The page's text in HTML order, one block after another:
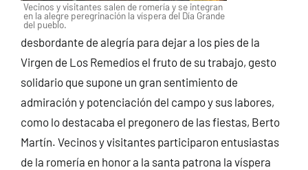
Vecinos y visitantes salen de romería y se integran
en la alegre peregrinación la víspera del Día Grande
del pueblo.
desbordante de alegría para dejar a los pies de la
Virgen de Los Remedios el fruto de su trabajo, gesto
solidario que supone un gran sentimiento de
admiración y potenciación del campo y sus labores,
como lo destacaba el pregonero de las fiestas, Berto
Martín. Vecinos y visitantes participaron entusiastas
de la romería en honor a la santa patrona la víspera